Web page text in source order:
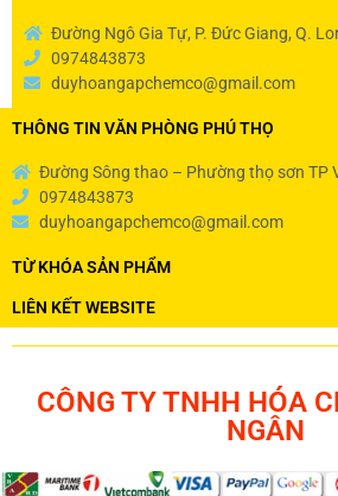
Đường Ngô Gia Tự, P. Đức Giang, Q.
0974843873
duyhoangapchemco@gmail.com
THÔNG TIN VĂN PHÒNG PHÚ THỌ
Đường Sông thao – Phường thọ sơn TP
0974843873
duyhoangapchemco@gmail.com
TỪ KHÓA SẢN PHẨM
LIÊN KẾT WEBSITE
CÔNG TY TNHH HÓA
NGÂN